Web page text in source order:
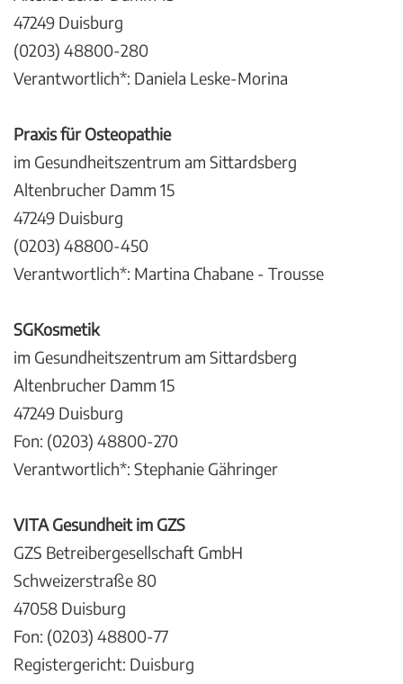
47249 Duisburg
(0203) 48800-280
Verantwortlich*: Daniela Leske-Morina
Praxis für Osteopathie
im Gesundheitszentrum am Sittardsberg
Altenbrucher Damm 15
47249 Duisburg
(0203) 48800-450
Verantwortlich*: Martina Chabane - Trousse
SGKosmetik
im Gesundheitszentrum am Sittardsberg
Altenbrucher Damm 15
47249 Duisburg
Fon: (0203) 48800-270
Verantwortlich*: Stephanie Gähringer
VITA Gesundheit im GZS
GZS Betreibergesellschaft GmbH
Schweizerstraße 80
47058 Duisburg
Fon: (0203) 48800-77
Registergericht: Duisburg